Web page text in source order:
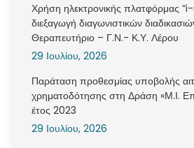
Χρήση ηλεκτρονικής πλατφόρμας
διεξαγωγή διαγωνιστικών
Θεραπευτήριο – Γ.Ν.- Κ.Υ. Λέρου
29 Ιουλίου, 2026
Παράταση προθεσμίας υποβολής
χρηματοδότησης στη Δράση «Μ.Ι.
έτος 2023
29 Ιουλίου, 2026